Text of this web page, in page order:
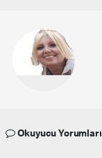
Okuyucu Yorumları